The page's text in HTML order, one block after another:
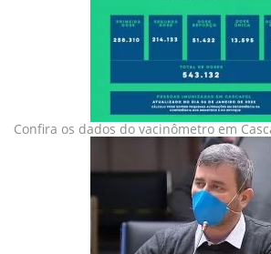
Confira os dados do vacinômetro em